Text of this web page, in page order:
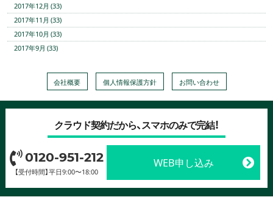
2017年12月 (33)
2017年11月 (33)
2017年10月 (33)
2017年9月 (33)
会社概要 個人情報保護方針 お問い合わせ
クラウド契約だから、スマホのみで完結！
0120-951-212
【受付時間】平日9:00〜18:00
WEB申し込み